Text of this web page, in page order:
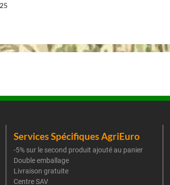
Services Spécifiques AgriEuro
-5% sur le second produit ajouté au panier
Double emballage
Livraison gratuite
Centre SAV